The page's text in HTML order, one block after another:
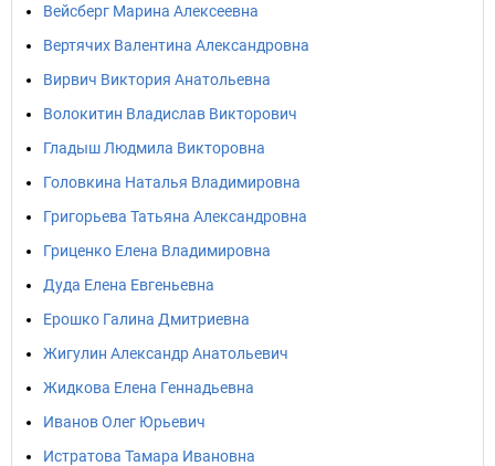
Вейсберг Марина Алексеевна
Вертячих Валентина Александровна
Вирвич Виктория Анатольевна
Волокитин Владислав Викторович
Гладыш Людмила Викторовна
Головкина Наталья Владимировна
Григорьева Татьяна Александровна
Гриценко Елена Владимировна
Дуда Елена Евгеньевна
Ерошко Галина Дмитриевна
Жигулин Александр Анатольевич
Жидкова Елена Геннадьевна
Иванов Олег Юрьевич
Истратова Тамара Ивановна